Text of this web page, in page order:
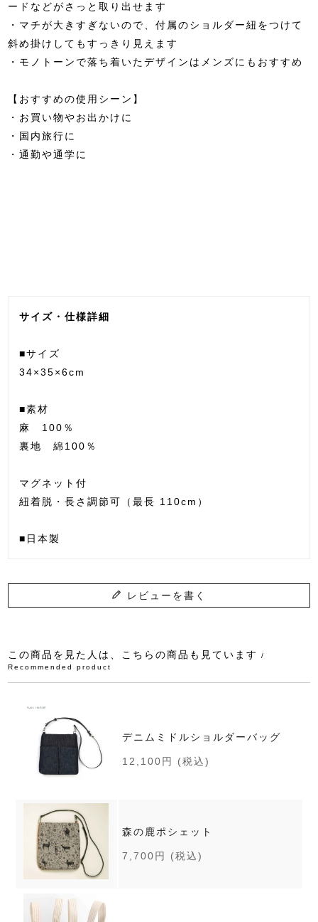
ードなどがさっと取り出せます
・マチが大きすぎないので、付属のショルダー紐をつけて
斜め掛けしてもすっきり見えます
・モノトーンで落ち着いたデザインはメンズにもおすすめ
【おすすめの使用シーン】
・お買い物やお出かけに
・国内旅行に
・通勤や通学に
サイズ・仕様詳細
■サイズ
34×35×6cm
■素材
麻 100％
裏地 綿100％
マグネット付
紐着脱・長さ調節可（最長 110cm）
■日本製
レビューを書く
この商品を見た人は、こちらの商品も見ています
/
Recommended product
デニムミドルショルダーバッグ
12,100円 (税込)
森の鹿ポシェット
7,700円 (税込)